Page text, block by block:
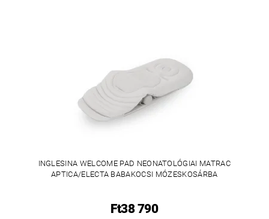
INGLESINA WELCOME PAD NEONATOLÓGIAI MATRAC
APTICA/ELECTA BABAKOCSI MÓZESKOSÁRBA
Ft38 790